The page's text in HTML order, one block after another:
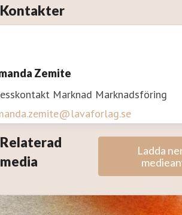
Kontakter
Zemite
Marknad Marknadsföring
Relaterad
media
Ladda